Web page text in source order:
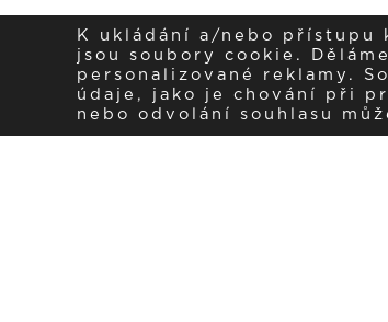
K ukládání a/nebo přístupu
jsou soubory cookie.
personalizované reklamy.
údaje, jako je chování při
nebo odvolání souhlasu